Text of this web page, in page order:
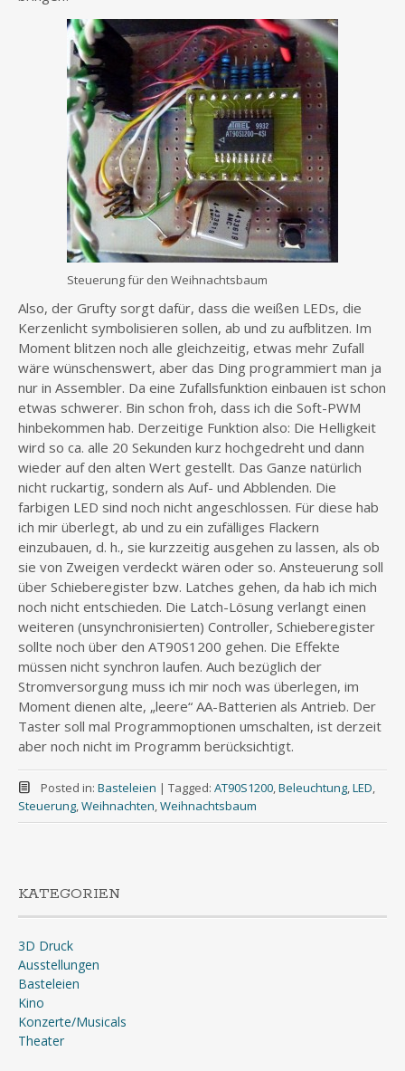
Steuerung für den Weihnachtsbaum
Also, der Grufty sorgt dafür, dass die weißen LEDs, die
Kerzenlicht symbolisieren sollen, ab und zu aufblitzen. Im
Moment blitzen noch alle gleichzeitig, etwas mehr Zufall
wäre wünschenswert, aber das Ding programmiert man ja
nur in Assembler. Da eine Zufallsfunktion einbauen ist schon
etwas schwerer. Bin schon froh, dass ich die Soft-PWM
hinbekommen hab. Derzeitige Funktion also: Die Helligkeit
wird so ca. alle 20 Sekunden kurz hochgedreht und dann
wieder auf den alten Wert gestellt. Das Ganze natürlich
nicht ruckartig, sondern als Auf- und Abblenden. Die
farbigen LED sind noch nicht angeschlossen. Für diese hab
ich mir überlegt, ab und zu ein zufälliges Flackern
einzubauen, d. h., sie kurzzeitig ausgehen zu lassen, als ob
sie von Zweigen verdeckt wären oder so. Ansteuerung soll
über Schieberegister bzw. Latches gehen, da hab ich mich
noch nicht entschieden. Die Latch-Lösung verlangt einen
weiteren (unsynchronisierten) Controller, Schieberegister
sollte noch über den AT90S1200 gehen. Die Effekte
müssen nicht synchron laufen. Auch bezüglich der
Stromversorgung muss ich mir noch was überlegen, im
Moment dienen alte, „leere“ AA-Batterien als Antrieb. Der
Taster soll mal Programmoptionen umschalten, ist derzeit
aber noch nicht im Programm berücksichtigt.
Posted in: Basteleien | Tagged: AT90S1200,Beleuchtung,LED,
Steuerung,Weihnachten,Weihnachtsbaum
KATEGORIEN
3D Druck
Ausstellungen
Basteleien
Kino
Konzerte/Musicals
Theater